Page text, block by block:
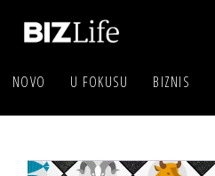
NOVO U FOKUSU BIZNIS